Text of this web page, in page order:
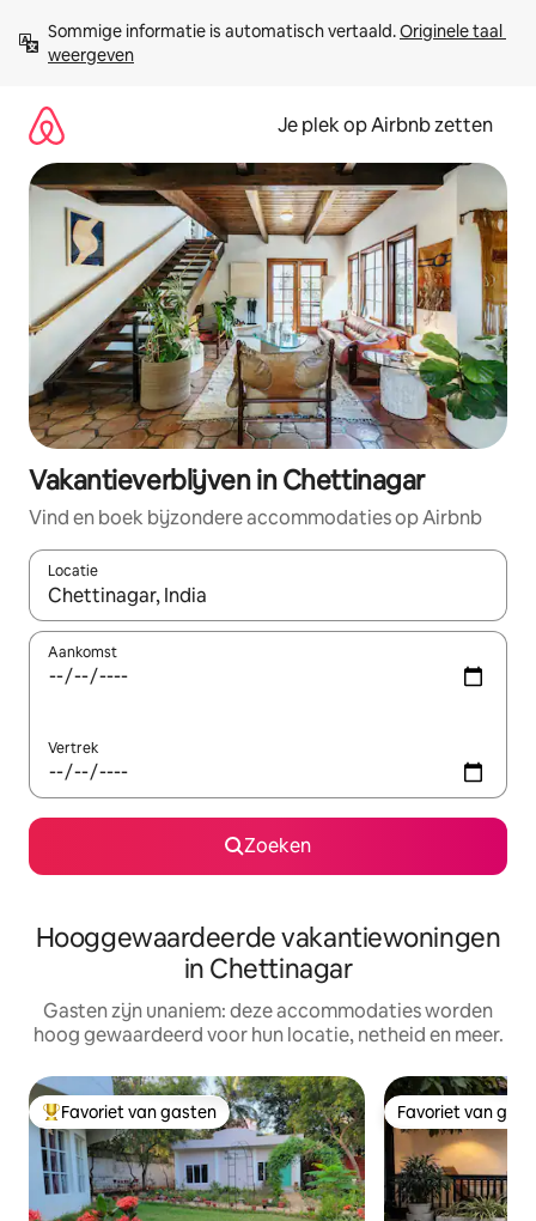
direct
naar
Sommige informatie is automatisch vertaald. Originele taal
weergeven
Je plek op Airbnb zetten
Vakantieverblijven in Chettinagar
Vind en boek bijzondere accommodaties op Airbnb
Locatie
Wanneer er resultaten beschikbaar zijn, maak je een keuze
Aankomst
Vertrek
Zoeken
Hooggewaardeerde vakantiewoningen
in Chettinagar
Gasten zijn unaniem: deze accommodaties worden
hoog gewaardeerd voor hun locatie, netheid en meer.
Topfavoriet van gasten
Favoriet van gasten Favoriet van
Favoriet van